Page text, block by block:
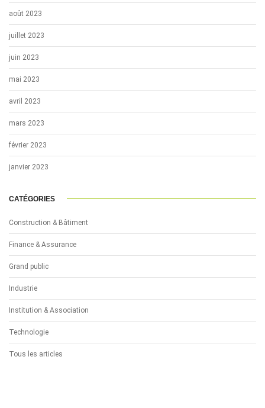
août 2023
juillet 2023
juin 2023
mai 2023
avril 2023
mars 2023
février 2023
janvier 2023
CATÉGORIES
Construction & Bâtiment
Finance & Assurance
Grand public
Industrie
Institution & Association
Technologie
Tous les articles